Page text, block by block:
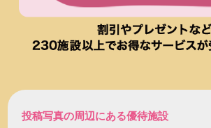
投稿写真の周辺にある優待施設